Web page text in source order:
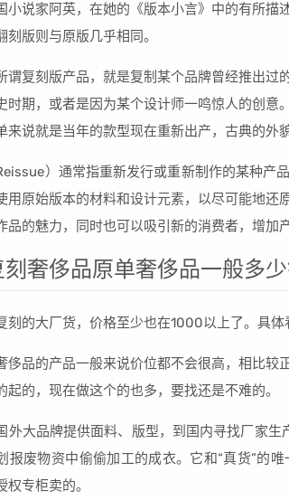
小说家阿英，在她的《版本小言》中的有所
刻版则与原版几乎相同。
谓复刻版产品，就是复制某个品牌曾经推出
时期，或者是因为某个设计师一鸣惊人的创
来说就是当年的款型现在重新出产，古典的外
）通常指重新发行或重新制作的某种产
用原始版本的材料和设计元素，以尽可能地
品的魅力，同时也可以吸引新的消费者，增加
刻奢侈品原单奢侈品一般多
刻的大厂货，价格至少也在1000以上了。具体
侈品的产品一般来说价位都不会很高，相比
起的，现在做这个的也多，要找还是不难的。
外大品牌提供面料、版型，到国内寻找厂家生
报废物资中偷偷加工的成衣。它和“真货”的
权专柜卖的。